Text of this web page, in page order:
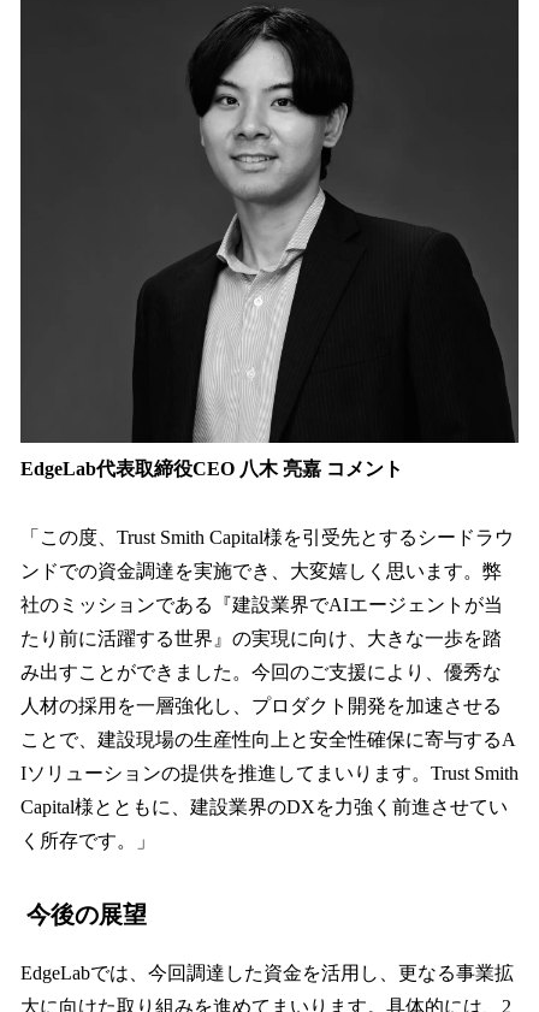
EdgeLab代表取締役CEO 八木 亮嘉 コメント
「この度、Trust Smith Capital様を引受先とするシードラウ
ンドでの資金調達を実施でき、大変嬉しく思います。弊
社のミッションである『建設業界でAIエージェントが当
たり前に活躍する世界』の実現に向け、大きな一歩を踏
み出すことができました。今回のご支援により、優秀な
人材の採用を一層強化し、プロダクト開発を加速させる
ことで、建設現場の生産性向上と安全性確保に寄与するA
Iソリューションの提供を推進してまいります。Trust Smith
Capital様とともに、建設業界のDXを力強く前進させてい
く所存です。」
今後の展望
EdgeLabでは、今回調達した資金を活用し、更なる事業拡
大に向けた取り組みを進めてまいります。具体的には、2